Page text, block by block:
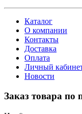
Каталог
О компании
Контакты
Доставка
Оплата
Личный
Новости
Заказ товара по